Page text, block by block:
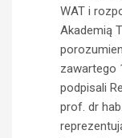
WAT i
Akademią
zawartego
podpisali
prof. dr